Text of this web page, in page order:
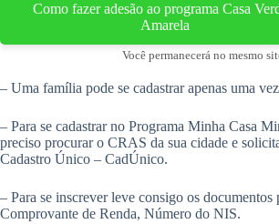
Como fazer adesão ao programa Casa
Amarela
Você permanecerá no mesmo
– Uma família pode se cadastrar apenas uma
– Para se cadastrar no Programa Minha Casa
preciso procurar o CRAS da sua cidade e
Cadastro Único – CadÚnico.
– Para se inscrever leve consigo os documentos
Comprovante de Renda, Número do NIS.